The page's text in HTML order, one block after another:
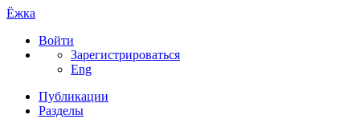
Ёжка
Войти
Зарегистрироваться
Eng
Публикации
Разделы